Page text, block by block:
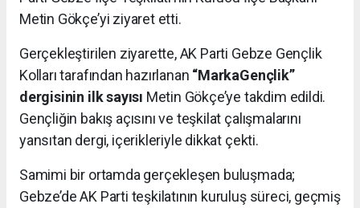
Metin Gökçe’yi ziyaret etti.
Gerçekleştirilen ziyarette, AK Parti Gebze Gençlik
Kolları tarafından hazırlanan “MarkaGençlik”
dergisinin ilk sayısı Metin Gökçe’ye takdim edildi.
Gençliğin bakış açısını ve teşkilat çalışmalarını
yansıtan dergi, içerikleriyle dikkat çekti.
Samimi bir ortamda gerçekleşen buluşmada;
Gebze’de AK Parti teşkilatının kuruluş süreci, geçmiş